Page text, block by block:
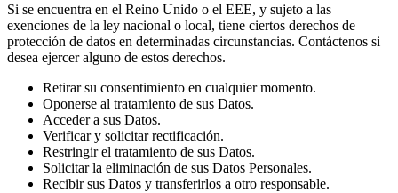
Si se encuentra en el Reino Unido o el EEE, y sujeto a las
exenciones de la ley nacional o local, tiene ciertos derechos de
protección de datos en determinadas circunstancias. Contáctenos si
desea ejercer alguno de estos derechos.
Retirar su consentimiento en cualquier momento.
Oponerse al tratamiento de sus Datos.
Acceder a sus Datos.
Verificar y solicitar rectificación.
Restringir el tratamiento de sus Datos.
Solicitar la eliminación de sus Datos Personales.
Recibir sus Datos y transferirlos a otro responsable.